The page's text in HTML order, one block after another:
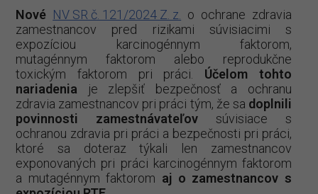
Nové NV SR č. 121/2024 Z. z.
o ochrane zdravia
zamestnancov pred rizikami súvisiacimi s
expozíciou karcinogénnym faktorom,
mutagénnym faktorom alebo reprodukčne
toxickým faktorom pri práci. Účelom tohto
nariadenia je zlepšiť bezpečnosť a ochranu
zdravia zamestnancov pri práci tým, že sa doplnili
povinnosti zamestnávateľov súvisiace s
ochranou zdravia pri práci a bezpečnosti pri práci,
ktoré sa doteraz týkali len zamestnancov
exponovaných pri práci karcinogénnym faktorom
a mutagénnym faktorom aj o zamestnancov s